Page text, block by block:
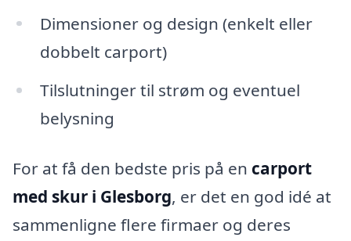
Dimensioner og design (enkelt eller
dobbelt carport)
Tilslutninger til strøm og eventuel
belysning
For at få den bedste pris på en carport
med skur i Glesborg, er det en god idé at
sammenligne flere firmaer og deres